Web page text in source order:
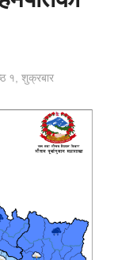
१, शुक्रबार